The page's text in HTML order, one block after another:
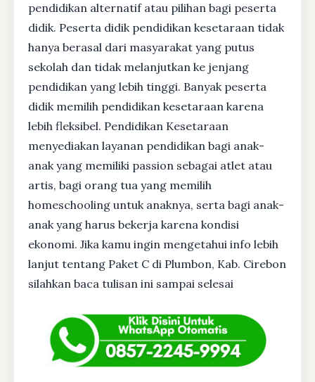
pendidikan alternatif atau pilihan bagi peserta
didik. Peserta didik pendidikan kesetaraan tidak
hanya berasal dari masyarakat yang putus
sekolah dan tidak melanjutkan ke jenjang
pendidikan yang lebih tinggi. Banyak peserta
didik memilih pendidikan kesetaraan karena
lebih fleksibel. Pendidikan Kesetaraan
menyediakan layanan pendidikan bagi anak-
anak yang memiliki passion sebagai atlet atau
artis, bagi orang tua yang memilih
homeschooling untuk anaknya, serta bagi anak-
anak yang harus bekerja karena kondisi
ekonomi. Jika kamu ingin mengetahui info lebih
lanjut tentang Paket C di Plumbon, Kab. Cirebon
silahkan baca tulisan ini sampai selesai